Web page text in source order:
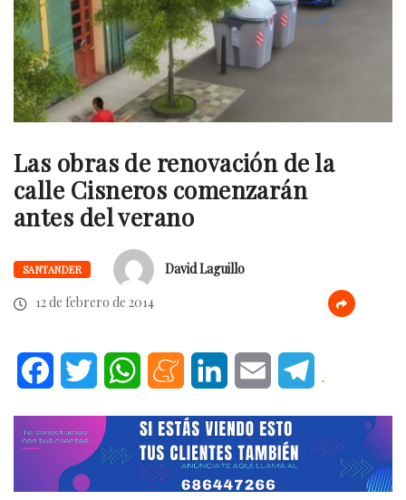
Las obras de renovación de la
calle Cisneros comenzarán
antes del verano
SANTANDER
David Laguillo
12 de febrero de 2014
FacebookTwitter WhatsAppMeneameLinkedInEmail .